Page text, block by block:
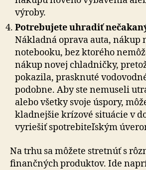
výroby.
Potrebujete uhradiť
Nákladná oprava auta, nákup
notebooku, bez ktorého
nákup novej chladničky,
pokazila, prasknuté
podobne. Aby ste nemuseli
alebo všetky svoje úspory,
klad­nej­šie krízové situácie v
vyriešiť spo­tre­bi­teľ­ským
Na trhu sa môžete stretnúť s
finančných produktov. Ide